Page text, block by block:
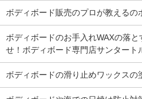
ボディボード販売のプロが教える
ボディボードのお手入れWAXの落
せ！ボディボード専門店サンタート
ボディボードの滑り止めワックスの